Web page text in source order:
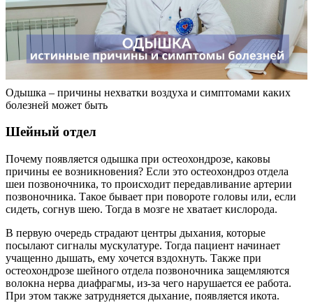
Одышка – причины нехватки воздуха и симптомами каких
болезней может быть
Шейный отдел
Почему появляется одышка при остеохондрозе, каковы
причины ее возникновения? Если это остеохондроз отдела
шеи позвоночника, то происходит передавливание артерии
позвоночника. Такое бывает при повороте головы или, если
сидеть, согнув шею. Тогда в мозге не хватает кислорода.
В первую очередь страдают центры дыхания, которые
посылают сигналы мускулатуре. Тогда пациент начинает
учащенно дышать, ему хочется вздохнуть. Также при
остеохондрозе шейного отдела позвоночника защемляются
волокна нерва диафрагмы, из-за чего нарушается ее работа.
При этом также затрудняется дыхание, появляется икота.